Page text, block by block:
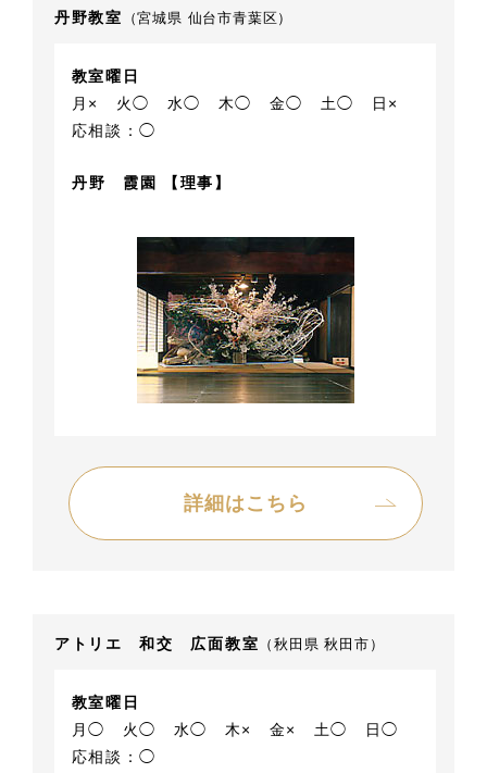
丹野教室 （宮城県 仙台市青葉区）
教室曜日
月×
火◯ 水◯ 木◯ 金◯ 土◯
日×
応相談：◯
丹野 霞園 【理事】
詳細はこちら
アトリエ 和交 広面教室 （秋田県 秋田市）
教室曜日
月◯
火◯ 水◯ 木× 金× 土◯
日◯
応相談：◯